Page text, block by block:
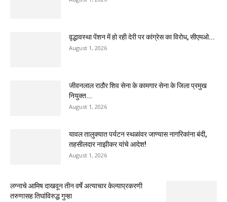
वृद्धावस्था पेंशन में हो रही देरी पर कांग्रेस का विरोध, सीएमओ...
August 1, 2026
जीवनलाल राठौर शिव सेना के कामगार सेना के जिला प्रमुख
नियुक्त...
August 1, 2026
यावल तालुक्यात पर्यटन स्थळांवर जाण्यास नागरिकांना बंदी,
तहसीलदार नाझीकर यांचे आदेश!
August 1, 2026
लग्नाचे आमिष दाखवून तीन वर्षे अत्याचार केल्याप्रकरणी
तरुणासह तिघांविरुद्ध गुन्हा